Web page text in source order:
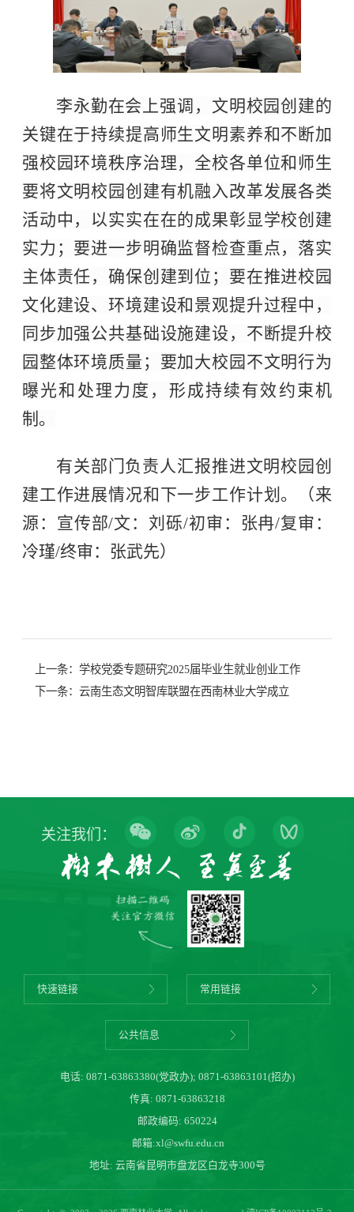
李永勤在会上强调，文明校园创建的
关键在于持续提高师生文明素养和不断加
强校园环境秩序治理，全校各单位和师生
要将文明校园创建有机融入改革发展各类
活动中，以实实在在的成果彰显学校创建
实力；要进一步明确监督检查重点，落实
主体责任，确保创建到位；要在推进校园
文化建设、环境建设和景观提升过程中，
同步加强公共基础设施建设，不断提升校
园整体环境质量；要加大校园不文明行为
曝光和处理力度，形成持续有效约束机
制。
有关部门负责人汇报推进文明校园创
建工作进展情况和下一步工作计划。（来
源：宣传部/文：刘砾/初审：张冉/复审：
冷瑾/终审：张武先）
上一条： 学校党委专题研究2025届毕业生就业创业工作
下一条： 云南生态文明智库联盟在西南林业大学成立
关注我们：
快速链接 常用链接
公共信息
电话: 0871-63863380(党政办); 0871-63863101(招办)
传真: 0871-63863218
邮政编码: 650224
邮箱:xl@swfu.edu.cn
地址: 云南省昆明市盘龙区白龙寺300号